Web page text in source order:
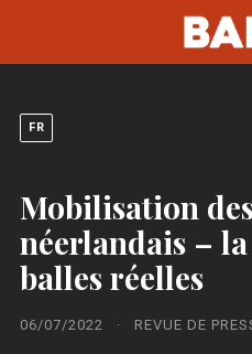
FR
Mobilisation
néerlandais –
balles réelles
06/07/2022 · REVUE DE